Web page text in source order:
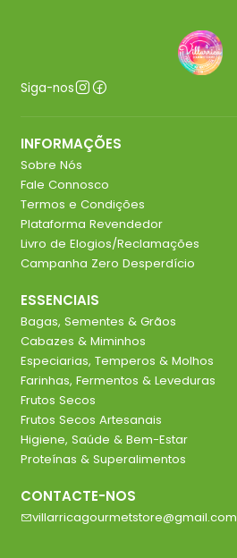
Siga-nos
INFORMAÇÕES
Sobre Nós
Fale Connosco
Termos e Condições
Plataforma Revendedor
Livro de Elogios/Reclamações
Campanha Zero Desperdício
ESSENCIAIS
Bagas, Sementes & Grãos
Cabazes & Miminhos
Especiarias, Temperos & Molhos
Farinhas, Fermentos & Leveduras
Frutos Secos
Frutos Secos Artesanais
Higiene, Saúde & Bem-Estar
Proteínas & Superalimentos
CONTACTE-NOS
villarricagourmetstore@gmail.com